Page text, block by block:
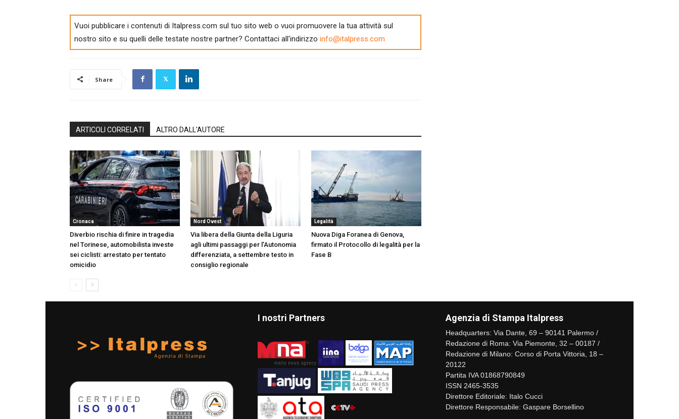
Vuoi pubblicare i contenuti di Italpress.com sul tuo sito web o vuoi promuovere la tua attività sul
nostro sito e su quelli delle testate nostre partner? Contattaci all'indirizzo info@italpress.com
Share
ARTICOLI CORRELATI ALTRO DALL'AUTORE
Cronaca
Diverbio rischia di finire in tragedia
nel Torinese, automobilista investe
sei ciclisti: arrestato per tentato
omicidio
Nord Ovest
Via libera della Giunta della Liguria
agli ultimi passaggi per l’Autonomia
differenziata, a settembre testo in
consiglio regionale
Legalità
Nuova Diga Foranea di Genova,
firmato il Protocollo di legalità per la
Fase B
I nostri Partners Agenzia di Stampa Italpress
Headquarters: Via Dante, 69 – 90141 Palermo /
Redazione di Roma: Via Piemonte, 32 – 00187 /
Redazione di Milano: Corso di Porta Vittoria, 18 –
20122
Partita IVA 01868790849
ISSN 2465-3535
Direttore Editoriale: Italo Cucci
Direttore Responsabile: Gaspare Borsellino